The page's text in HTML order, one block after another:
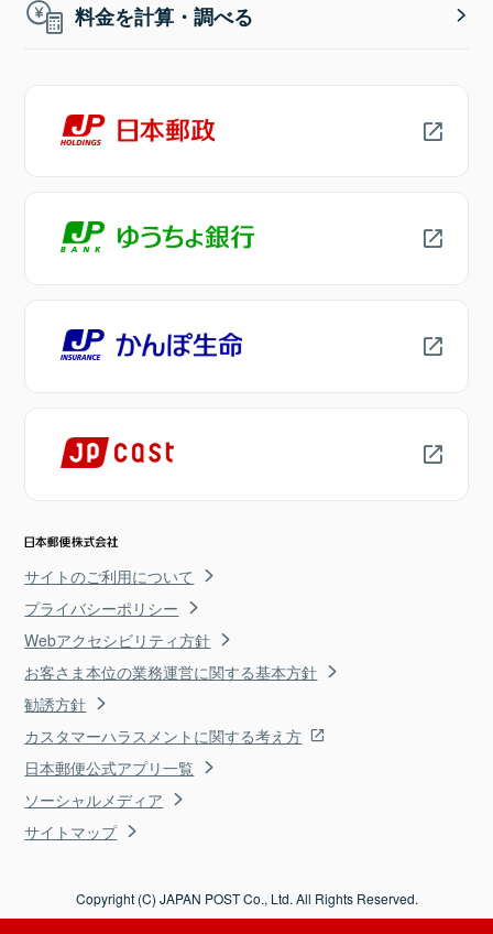
料金を計算・調べる
サイトのご利用について
プライバシーポリシー
Webアクセシビリティ方針
お客さま本位の業務運営に関する基本方針
勧誘方針
カスタマーハラスメントに関する考え方
日本郵便公式アプリ一覧
ソーシャルメディア
サイトマップ
Copyright (C) JAPAN POST Co., Ltd. All Rights Reserved.